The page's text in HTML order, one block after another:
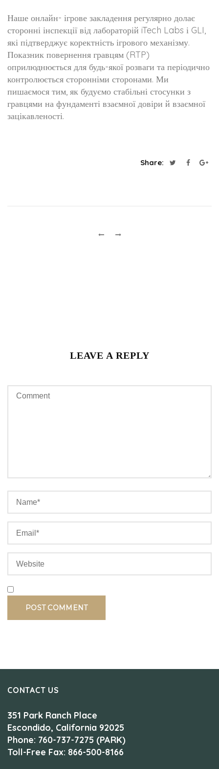
Наше онлайн- ігрове закладення регулярно долає
сторонні інспекції від лабораторій iTech Labs і GLI,
які підтверджує коректність ігрового механізму.
Показник повернення гравцям (RTP)
оприлюднюється для будь-якої розваги та періодично
контролюється сторонніми сторонами. Ми
пишаємося тим, як будуємо стабільні стосунки з
гравцями на фундаменті взаємної довіри й взаємної
зацікавленості.
Share:
LEAVE A REPLY
CONTACT US
351 Park Ranch Place
Escondido, California 92025
Phone: 760-737-7275 (PARK)
Toll-Free Fax: 866-500-8166